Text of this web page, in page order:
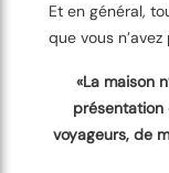
Et en général,
que vous
«La maison
présentation
voyageurs, de